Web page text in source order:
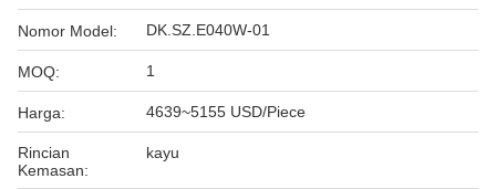
Nomor Model: DK.SZ.E040W-01
MOQ: 1
Harga: 4639~5155 USD/Piece
Rincian
Kemasan:
kayu